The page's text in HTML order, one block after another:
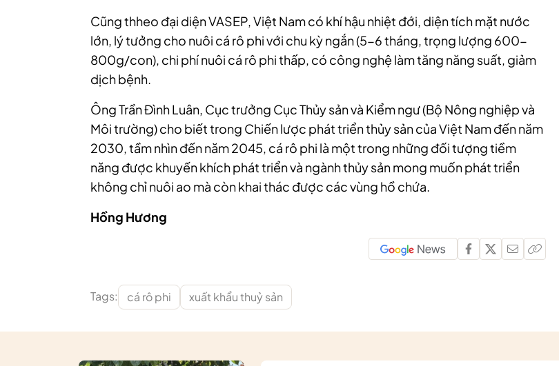
Cũng thheo đại diện VASEP, Việt Nam có khí hậu nhiệt đới, diện tích mặt nước
lớn, lý tưởng cho nuôi cá rô phi với chu kỳ ngắn (5-6 tháng, trọng lượng 600-
800g/con), chi phí nuôi cá rô phi thấp, có công nghệ làm tăng năng suất, giảm
dịch bệnh.
Ông Trần Đình Luân, Cục trưởng Cục Thủy sản và Kiểm ngư (Bộ Nông nghiệp và
Môi trường) cho biết trong Chiến lược phát triển thủy sản của Việt Nam đến năm
2030, tầm nhìn đến năm 2045, cá rô phi là một trong những đối tượng tiềm
năng được khuyến khích phát triển và ngành thủy sản mong muốn phát triển
không chỉ nuôi ao mà còn khai thác được các vùng hồ chứa.
Hồng Hương
Tags: cá rô phi xuất khẩu thuỷ sản